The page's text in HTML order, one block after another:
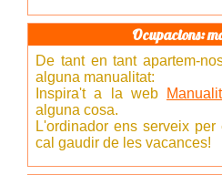
Ocupacions:
De tant en tant apartem-
alguna manualitat:
Inspira't a la web
alguna cosa.
L'ordinador ens serveix
cal gaudir de les vacances!